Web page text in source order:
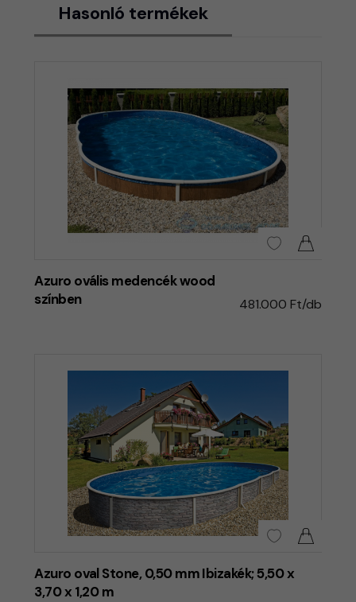
Hasonló termékek
Azuro ovális medencék wood
színben
481.000 Ft/db
Azuro oval Stone, 0,50 mm Ibizakék; 5,50 x
3,70 x 1,20 m